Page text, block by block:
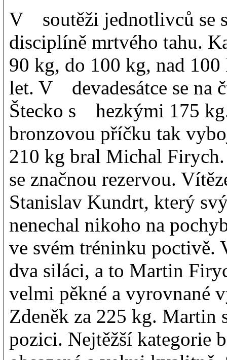
V soutěži jednotlivců se
disciplíně mrtvého tahu.
90 kg, do 100 kg, nad 100
let. V devadesátce se na
Štecko s hezkými 175
bronzovou příčku tak
210 kg bral Michal
se značnou rezervou.
Stanislav Kundrt, který
nenechal nikoho na
ve svém tréninku
dva siláci, a to Martin
velmi pěkné a vyrovnané
Zdeněk za 225 kg.
pozici. Nejtěžší kategorie